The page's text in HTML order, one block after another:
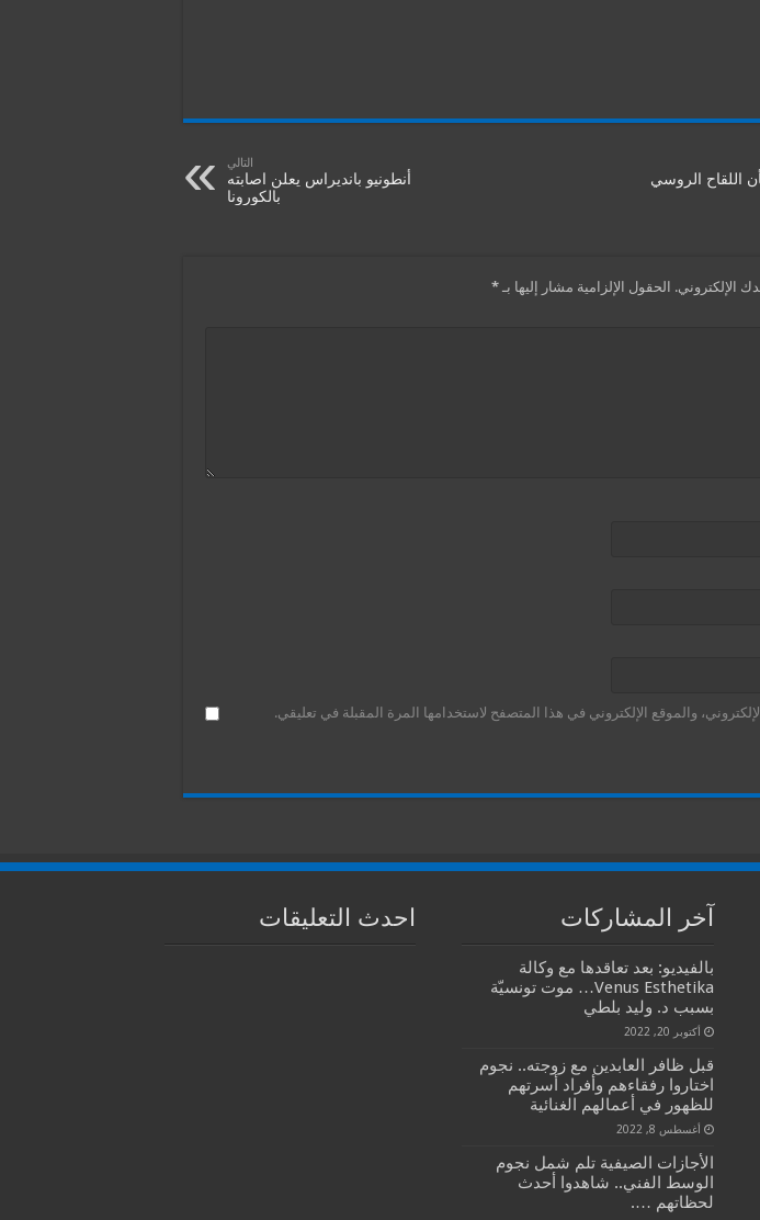
اللقاح الروسي
التالي
أنطونيو بانديراس يعلن اصابته
بالكورونا
الإلكتروني. الحقول الإلزامية مشار إليها بـ *
والموقع الإلكتروني في هذا المتصفح لاستخدامها المرة المقبلة في تعليقي.
آخر المشاركات
بالفيديو: بعد تعاقدها مع وكالة
Venus Esthetika… موت تونسيّة
بسبب د. وليد بلطي
أكتوبر 20, 2022
قبل ظافر العابدين مع زوجته.. نجوم
اختاروا رفقاءهم وأفراد أسرتهم
للظهور في أعمالهم الغنائية
أغسطس 8, 2022
الأجازات الصيفية تلم شمل نجوم
الوسط الفني.. شاهدوا أحدث
لحظاتهم ….
احدث التعليقات